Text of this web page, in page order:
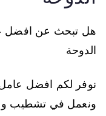
هل تبحث عن افضل
الدوحة
نوفر لكم افضل
ونعمل في تشطيب